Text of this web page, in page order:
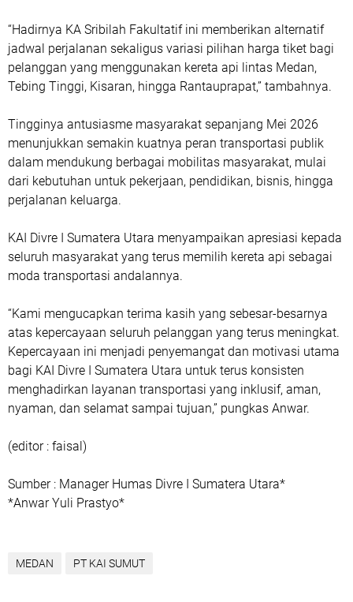
“Hadirnya KA Sribilah Fakultatif ini memberikan alternatif
jadwal perjalanan sekaligus variasi pilihan harga tiket bagi
pelanggan yang menggunakan kereta api lintas Medan,
Tebing Tinggi, Kisaran, hingga Rantauprapat,” tambahnya.
Tingginya antusiasme masyarakat sepanjang Mei 2026
menunjukkan semakin kuatnya peran transportasi publik
dalam mendukung berbagai mobilitas masyarakat, mulai
dari kebutuhan untuk pekerjaan, pendidikan, bisnis, hingga
perjalanan keluarga.
KAI Divre I Sumatera Utara menyampaikan apresiasi kepada
seluruh masyarakat yang terus memilih kereta api sebagai
moda transportasi andalannya.
“Kami mengucapkan terima kasih yang sebesar-besarnya
atas kepercayaan seluruh pelanggan yang terus meningkat.
Kepercayaan ini menjadi penyemangat dan motivasi utama
bagi KAI Divre I Sumatera Utara untuk terus konsisten
menghadirkan layanan transportasi yang inklusif, aman,
nyaman, dan selamat sampai tujuan,” pungkas Anwar.
(editor : faisal)
Sumber : Manager Humas Divre I Sumatera Utara*
*Anwar Yuli Prastyo*
MEDAN PT KAI SUMUT